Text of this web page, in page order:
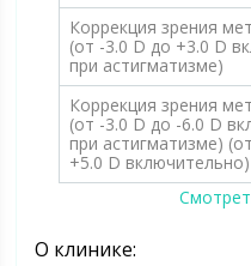
Коррекция зрения
(от -3.0 D до +3.0 D
при астигматизме)
Коррекция зрения
(от -3.0 D до -6.0 D
при астигматизме)
+5.0 D включительно)
О клинике: